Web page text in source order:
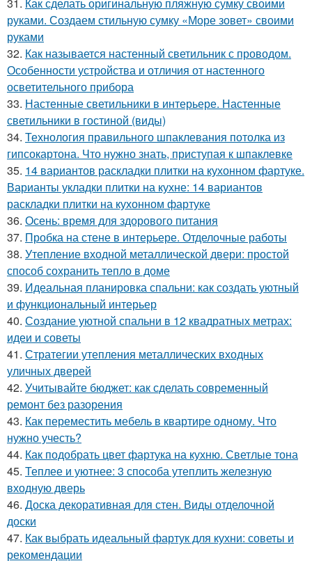
руками. Создаем стильную сумку «Море зовет» своими
руками
32. Как называется настенный светильник с проводом.
Особенности устройства и отличия от настенного
осветительного прибора
33. Настенные светильники в интерьере. Настенные
светильники в гостиной (виды)
34. Технология правильного шпаклевания потолка из
гипсокартона. Что нужно знать, приступая к шпаклевке
35. 14 вариантов раскладки плитки на кухонном фартуке.
Варианты укладки плитки на кухне: 14 вариантов
раскладки плитки на кухонном фартуке
36. Осень: время для здорового питания
37. Пробка на стене в интерьере. Отделочные работы
38. Утепление входной металлической двери: простой
способ сохранить тепло в доме
39. Идеальная планировка спальни: как создать уютный
и функциональный интерьер
40. Создание уютной спальни в 12 квадратных метрах:
идеи и советы
41. Стратегии утепления металлических входных
уличных дверей
42. Учитывайте бюджет: как сделать современный
ремонт без разорения
43. Как переместить мебель в квартире одному. Что
нужно учесть?
44. Как подобрать цвет фартука на кухню. Светлые тона
45. Теплее и уютнее: 3 способа утеплить железную
входную дверь
46. Доска декоративная для стен. Виды отделочной
доски
47. Как выбрать идеальный фартук для кухни: советы и
рекомендации